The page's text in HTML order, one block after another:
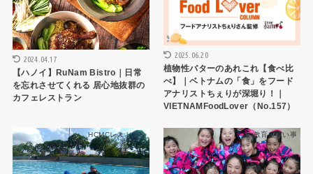
2024.04.17
【ハノイ】RuNam Bistro｜日常
を忘れさせてくれる 居心地抜群の
カフェレストラン
2025.06.20
植物性バターのあれこれ【食べ比
べ】｜ベトナムの「食」をフード
アナリストちぇりが深堀り！｜
VIETNAMFoodLover（No.157）
HCMCレストラン 教育・習い事